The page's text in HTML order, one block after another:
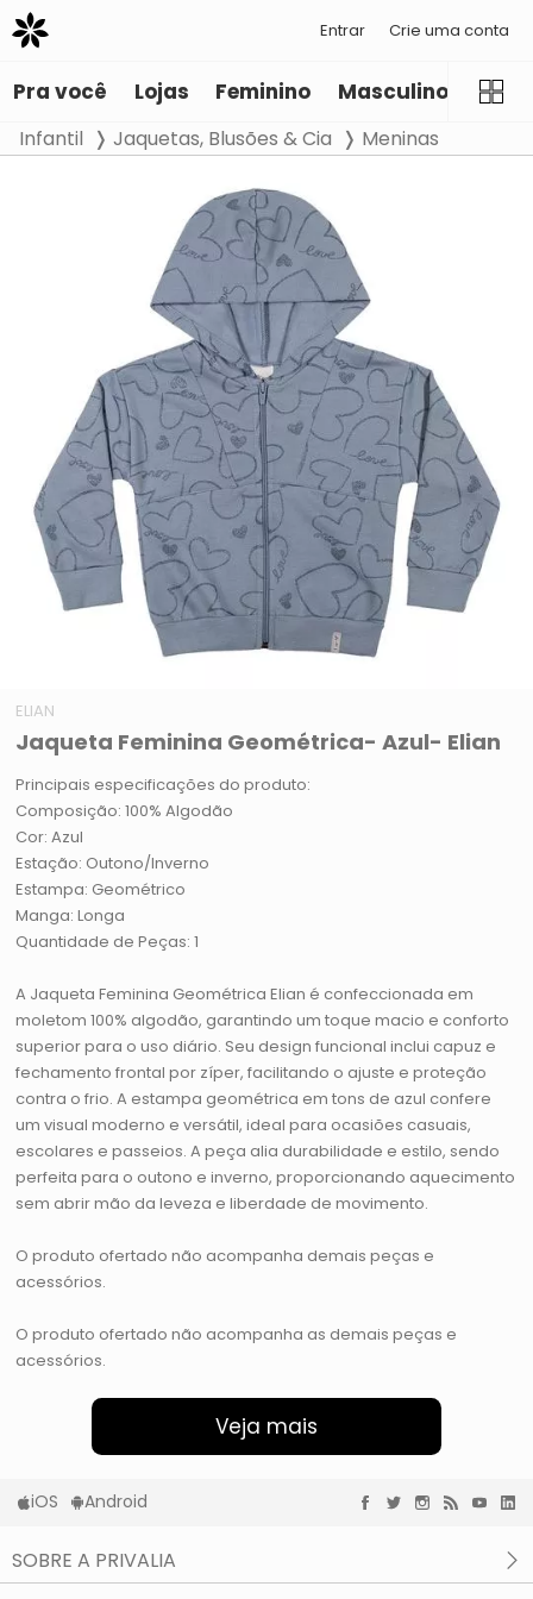
Entrar Crie uma conta
Pra você Lojas Feminino Masculino
Infantil Jaquetas, Blusões & Cia Meninas
ELIAN
Jaqueta Feminina Geométrica- Azul- Elian
Principais especificações do produto:
Composição: 100% Algodão
Cor: Azul
Estação: Outono/Inverno
Estampa: Geométrico
Manga: Longa
Quantidade de Peças: 1
A Jaqueta Feminina Geométrica Elian é confeccionada em
moletom 100% algodão, garantindo um toque macio e conforto
superior para o uso diário. Seu design funcional inclui capuz e
fechamento frontal por zíper, facilitando o ajuste e proteção
contra o frio. A estampa geométrica em tons de azul confere
um visual moderno e versátil, ideal para ocasiões casuais,
escolares e passeios. A peça alia durabilidade e estilo, sendo
perfeita para o outono e inverno, proporcionando aquecimento
sem abrir mão da leveza e liberdade de movimento.
O produto ofertado não acompanha demais peças e
acessórios.
O produto ofertado não acompanha as demais peças e
acessórios.
Veja mais
iOS Android
SOBRE A PRIVALIA